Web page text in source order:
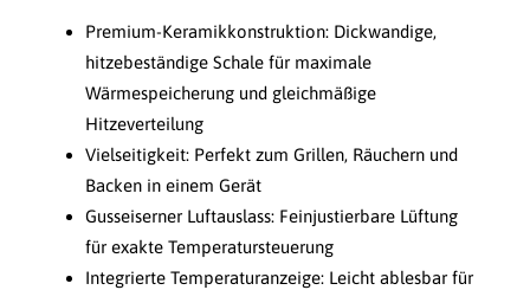
Premium-Keramikkonstruktion: Dickwandige,
hitzebeständige Schale für maximale
Wärmespeicherung und gleichmäßige
Hitzeverteilung
Vielseitigkeit: Perfekt zum Grillen, Räuchern und
Backen in einem Gerät
Gusseiserner Luftauslass: Feinjustierbare Lüftung
für exakte Temperatursteuerung
Integrierte Temperaturanzeige: Leicht ablesbar für